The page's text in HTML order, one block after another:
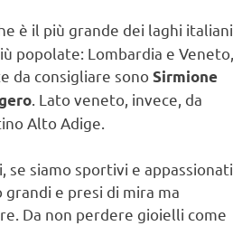
è il più grande dei laghi italiani
popolate: Lombardia e Veneto,
da consigliare sonoSirmione
. Lato veneto, invece, da
Alto Adige.
se siamo sportivi e appassionati
e presi di mira ma
Da non perdere gioielli come